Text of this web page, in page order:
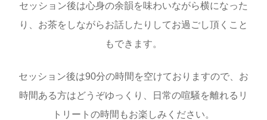
セッション後は心身の余韻を味わいながら横になった
り、お茶をしながらお話したりしてお過ごし頂くこと
もできます。
セッション後は90分の時間を空けておりますので、お
時間ある方はどうぞゆっくり、日常の喧騒を離れるリ
トリートの時間もお楽しみください。